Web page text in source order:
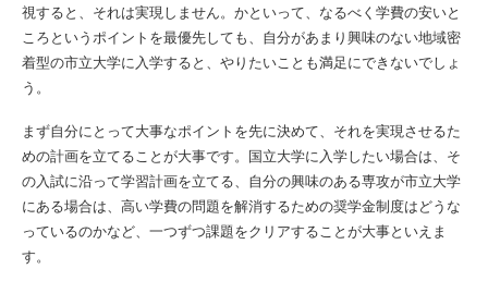
視すると、それは実現しません。かといって、なるべく学費の安いと
ころというポイントを最優先しても、自分があまり興味のない地域密
着型の市立大学に入学すると、やりたいことも満足にできないでしょ
う。
まず自分にとって大事なポイントを先に決めて、それを実現させるた
めの計画を立てることが大事です。国立大学に入学したい場合は、そ
の入試に沿って学習計画を立てる、自分の興味のある専攻が市立大学
にある場合は、高い学費の問題を解消するための奨学金制度はどうな
っているのかなど、一つずつ課題をクリアすることが大事といえま
す。